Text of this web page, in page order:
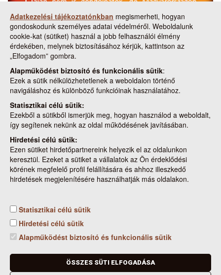
Adatkezelési tájékoztatónkban megismerheti, hogyan
gondoskodunk személyes adatai védelméről. Weboldalunk
cookie-kat (sütiket) használ a jobb felhasználói élmény
érdekében, melynek biztosításához kérjük, kattintson az
„Elfogadom” gombra.
Alapműködést biztosító és funkcionális sütik:
Ezek a sütik nélkülözhetetlenek a weboldalon történő
navigáláshoz és különböző funkcióinak használatához.
Statisztikai célú sütik:
Ezekből a sütikből ismerjük meg, hogyan használod a weboldalt,
így segítenek nekünk az oldal működésének javításában.
Hirdetési célú sütik:
Ezen sütiket hirdetőpartnereink helyezik el az oldalunkon
keresztül. Ezeket a sütiket a vállalatok az Ön érdeklődési
körének megfelelő profil felállítására és ahhoz illeszkedő
hirdetések megjelenítésére használhatják más oldalakon.
Statisztikai célú sütik
Hirdetési célú sütik
Alapműködést biztosító és funkcionális sütik
ÖSSZES SÜTI ELFOGADÁSA
Cookie beállítások
Nemzeti Élelmiszerlánc-biztonsági Hivatal
Levelezési cím: 1525 Budapest. Pf. 30.
Zöld szám: 06-80/263-244
Telefon: 06-1/ 336-9000